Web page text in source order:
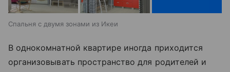
Спальня с двумя зонами из Икеи
В однокомнатной квартире иногда приходится
организовывать пространство для родителей и